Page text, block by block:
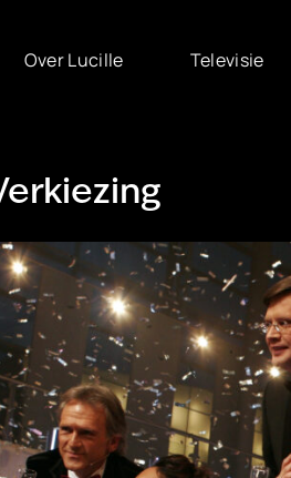
Over Lucille Televisie